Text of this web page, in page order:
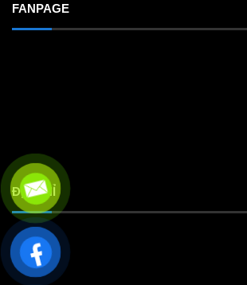
FANPAGE
ĐỊA CHỈ